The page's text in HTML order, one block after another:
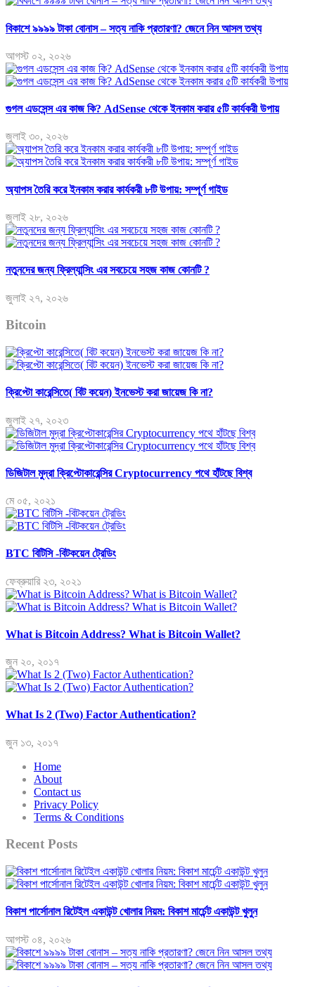
বিকাশে ৯৯৯৯ টাকা বোনাস – সত্য নাকি প্রতারণা? জেনে নিন আসল তথ্য
আগস্ট ০২, ২০২৬
গুগল এডসেন্স এর কাজ কি? AdSense থেকে ইনকাম করার ৫টি কার্যকরী উপায়
জুলাই ৩০, ২০২৬
অ্যাপস তৈরি করে ইনকাম করার কার্যকরী ৮টি উপায়: সম্পূর্ণ গাইড
জুলাই ২৮, ২০২৬
নতুনদের জন্য ফ্রিল্যান্সিং এর সবচেয়ে সহজ কাজ কোনটি ?
জুলাই ২৭, ২০২৬
Bitcoin
ক্রিপ্টো কারেন্সিতে( বিট কয়েন) ইনভেস্ট করা জায়েজ কি না?
জুলাই ২৭, ২০২৩
ডিজিটাল মুদ্রা ক্রিপ্টোকারেন্সির Cryptocurrency পথে হাঁটছে বিশ্ব
মে ০৫, ২০২১
BTC বিটিসি -বিটকয়েন ট্রেডিং
ফেব্রুয়ারি ২৩, ২০২১
What is Bitcoin Address? What is Bitcoin Wallet?
জুন ২০, ২০১৭
What Is 2 (Two) Factor Authentication?
জুন ১৩, ২০১৭
Home
About
Contact us
Privacy Policy
Terms & Conditions
Recent Posts
বিকাশ পার্সোনাল রিটেইল একাউন্ট খোলার নিয়ম: বিকাশ মার্চেন্ট একাউন্ট খুলুন
আগস্ট ০৪, ২০২৬